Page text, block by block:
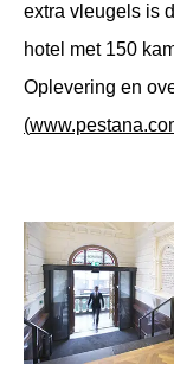
extra vleugels is
hotel met 150
Oplevering en
(